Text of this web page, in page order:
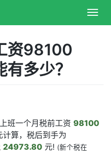
资98100
多少？
班一个月税前工资 98100
算，税后到手为
24973.80 元! (新个税在